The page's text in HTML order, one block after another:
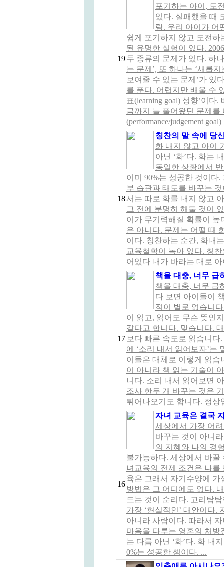
19
포기하는 아이, 도
있다. 실패했을 때
람. 우리 아이가 어
쉽게 포기하지 않고 도전하
된 유명한 실험이 있다.
두 종류의 문제가 있다. 하
는 문제’, 또 하나는 ‘새롭
보여줄 수 있는 문제’가 있
를 푼다. 어렵지만 배울 수
표(learning goal) 성향’이
금까지 늘 풀어왔던 문제를
(performance/judgement
18
칭찬의 말 속에 당
화 내지 않고 아이
아닌 ‘화’다. 화는
동일한 상황에서
이미 90%는 성공한 것이다
부 습관과 태도를 바꾸는
서는 따로 화를 내지 않고
그 전에 분명히 해둘 것이
이가 무기력해질 확률이
은 아니다. 문제는 어떨 때
이다. 칭찬하는 순간, 화내
교육철학이 녹아 있다. 칭
어있다 내가 바라는 대로
17
책을 대충, 너무 급
책을 대충, 너무 급
다 보면 아이들이
적이 별로 없습니
이 읽고, 읽어도 무슨 뜻인
같다고 합니다. 맞습니다.
보다 빠른 속도로 읽습니
에 ‘소리 내서 읽어보자’는
이들은 대체로 이렇게 읽
이 아니라 책 읽는 기술이
니다. 소리 내서 읽어보면
조사 한두 개 바꾸는 것은
튀어나오기도 합니다. 정상
16
자녀 교육은 결국
세상에서 가장 어
바꾸는 것이 아니
의 지혜와 나의 경
불가능하다. 세상에서 바꿀
녀교육의 전제 조건은 나
육은 그래서 자기수양에
방법은 그 어디에도 없다.
드는 것이 순리다. 고리탑
가장 ‘현실적인’ 대안이다.
아니라 사람이다. 따라서
마음을 다루는 영혼의 처
는 다름 아닌 ‘화’다. 화 내
0%는 성공한 셈이다. ...